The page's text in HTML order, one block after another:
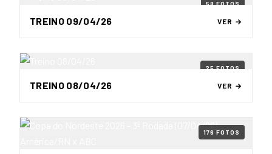
58 FOTOS
TREINO 09/04/26 VER →
25 FOTOS
TREINO 08/04/26 VER →
176 FOTOS